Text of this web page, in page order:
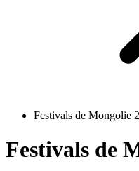
Festivals de Mongolie
Festivals de